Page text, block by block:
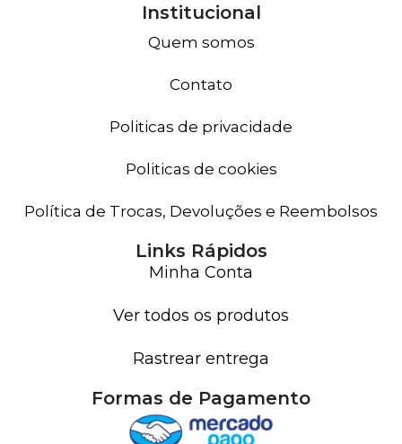
Institucional
Quem somos
Contato
Politicas de privacidade
Politicas de cookies
Política de Trocas, Devoluções e Reembolsos
Links Rápidos
Minha Conta
Ver todos os produtos
Rastrear entrega
Formas de Pagamento